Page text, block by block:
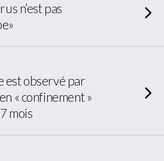
n’est pas
est observé par
« confinement »
mois